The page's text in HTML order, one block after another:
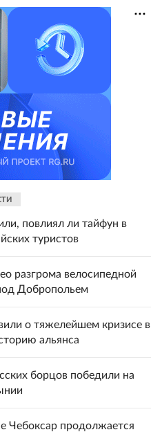
повлиял ли тайфун в
туристов
разгрома велосипедной
Добропольем
о тяжелейшем кризисе в
альянса
борцов победили на
Чебоксар продолжается